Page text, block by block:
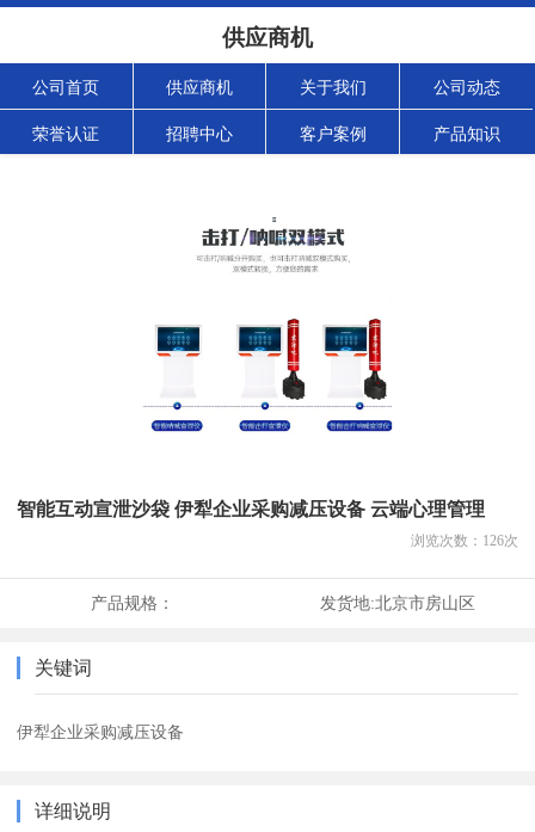
供应商机
公司首页 供应商机 关于我们 公司动态
荣誉认证 招聘中心 客户案例 产品知识
智能互动宣泄沙袋 伊犁企业采购减压设备 云端心理管理
浏览次数： 126次
产品规格： 发货地:北京市房山区
关键词
伊犁企业采购减压设备
详细说明